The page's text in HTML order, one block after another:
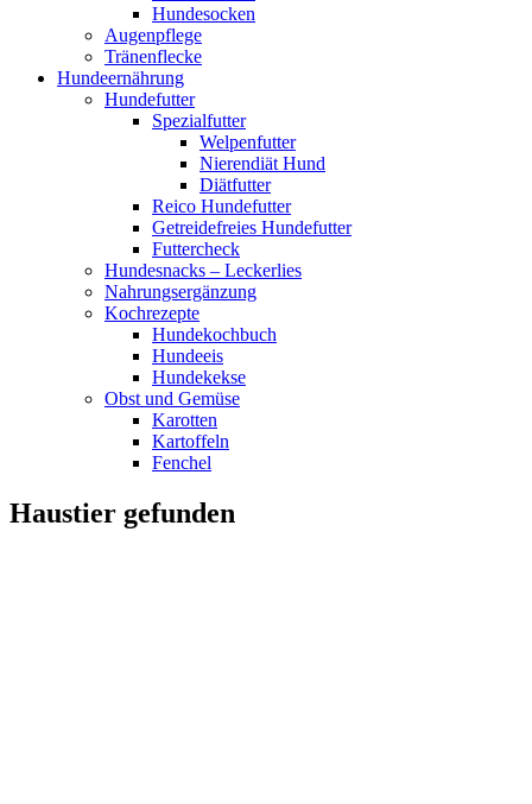
Hundesocken
Augenpflege
Tränenflecke
Hundeernährung
Hundefutter
Spezialfutter
Welpenfutter
Nierendiät Hund
Diätfutter
Reico Hundefutter
Getreidefreies Hundefutter
Futtercheck
Hundesnacks – Leckerlies
Nahrungsergänzung
Kochrezepte
Hundekochbuch
Hundeeis
Hundekekse
Obst und Gemüse
Karotten
Kartoffeln
Fenchel
Haustier gefunden